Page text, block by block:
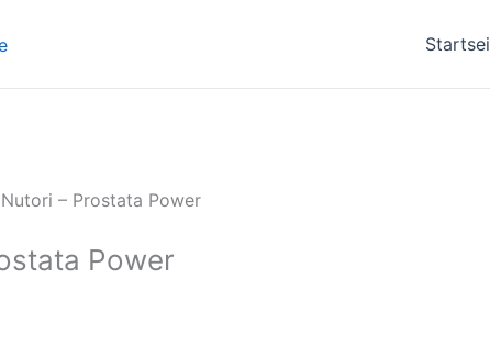
– Prostata Power
Power